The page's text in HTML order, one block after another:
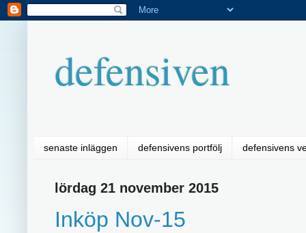
defensiven
senaste inläggen defensivens portfölj defensivens
lördag 21 november 2015
Inköp Nov-15